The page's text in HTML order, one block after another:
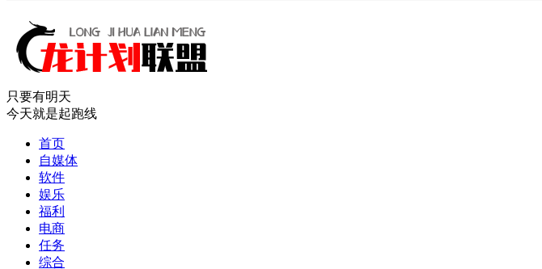
只要有明天
今天就是起跑线
首页
自媒体
软件
娱乐
福利
电商
任务
综合